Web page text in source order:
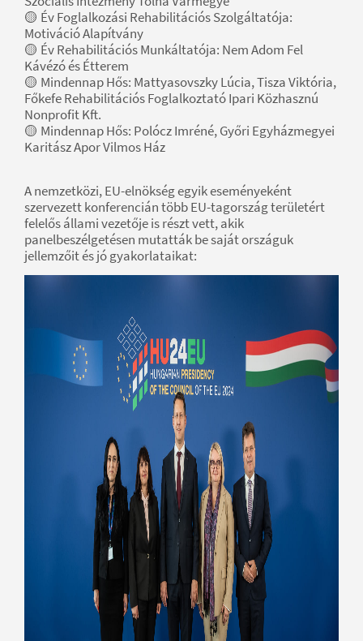
🟡 Év Foglalkozási Rehabilitációs Szolgáltatója:
Motiváció Alapítvány
🟡 Év Rehabilitációs Munkáltatója: Nem Adom Fel
Kávézó és Étterem
🟡 Mindennap Hős: Mattyasovszky Lúcia, Tisza Viktória,
Főkefe Rehabilitációs Foglalkoztató Ipari Közhasznú
Nonprofit Kft.
🟡 Mindennap Hős: Polócz Imréné, Győri Egyházmegyei
Karitász Apor Vilmos Ház
A nemzetközi, EU-elnökség egyik eseményeként
szervezett konferencián több EU-tagország területért
felelős állami vezetője is részt vett, akik
panelbeszélgetésen mutatták be saját országuk
jellemzőit és jó gyakorlataikat: